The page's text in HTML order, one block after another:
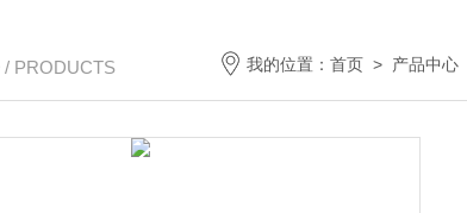
/ PRODUCTS 我的位置： 首页 > 产品中心